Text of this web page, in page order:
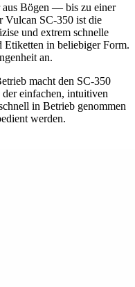
Bögen — bis zu einer
Vulcan SC-350 ist die
und extrem schnelle
in beliebiger Form.
an.
macht den SC-350
einfachen, intuitiven
in Betrieb genommen
werden.